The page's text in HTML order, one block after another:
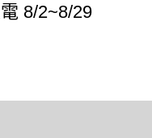
8/2~8/29